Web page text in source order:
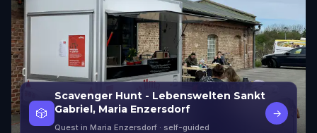
🎲
Scavenger Hunt - Lebenswelten Sankt
Gabriel, Maria Enzersdorf
Quest in Maria Enzersdorf · self-guided
→